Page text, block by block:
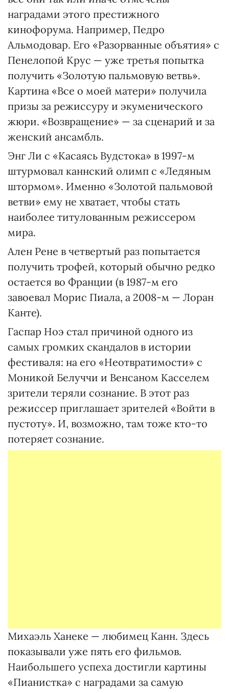
наградами этого престижного
кинофорума. Например, Педро
Альмодовар. Его «Разорванные объятия» с
Пенелопой Крус — уже третья попытка
получить «Золотую пальмовую ветвь».
Картина «Все о моей матери» получила
призы за режиссуру и экуменического
жюри. «Возвращение» — за сценарий и за
женский ансамбль.
Энг Ли с «Касаясь Вудстока» в 1997-м
штурмовал каннский олимп с «Ледяным
штормом». Именно «Золотой пальмовой
ветви» ему не хватает, чтобы стать
наиболее титулованным режиссером
мира.
Ален Рене в четвертый раз попытается
получить трофей, который обычно редко
остается во Франции (в 1987-м его
завоевал Морис Пиала, а 2008-м — Лоран
Канте).
Гаспар Ноэ стал причиной одного из
самых громких скандалов в истории
фестиваля: на его «Неотвратимости» с
Моникой Белуччи и Венсаном Касселем
зрители теряли сознание. В этот раз
режиссер приглашает зрителей «Войти в
пустоту». И, возможно, там тоже кто-то
потеряет сознание.
Михаэль Ханеке — любимец Канн. Здесь
показывали уже пять его фильмов.
Наибольшего успеха достигли картины
«Пианистка» с наградами за самую